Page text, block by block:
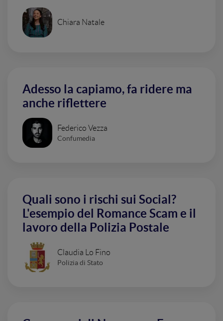
Chiara Natale
Adesso la capiamo, fa ridere ma
anche riflettere
Federico Vezza
Confumedia
Quali sono i rischi sui Social?
L'esempio del Romance Scam e il
lavoro della Polizia Postale
Claudia Lo Fino
Polizia di Stato